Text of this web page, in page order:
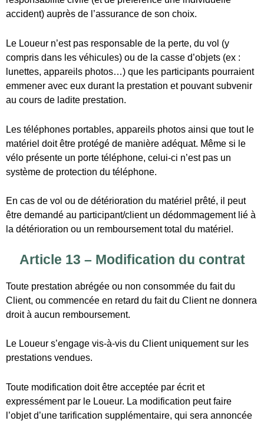
matériel doit être protégé de manière adéquat. Même si le
vélo présente un porte téléphone, celui-ci n’est pas un
En cas de vol ou de détérioration du matériel prêté, il peut
être demandé au participant/client un dédommagement lié à
la détérioration ou un remboursement total du matériel.
Toute prestation abrégée ou non consommée du fait du
Client, ou commencée en retard du fait du Client ne donnera
droit à aucun remboursement.
Le Loueur s’engage vis-à-vis du Client uniquement sur les
prestations vendues.
expressément par le Loueur. La modification peut faire
au Client avant d’y procéder.
En cas de réservation par un Groupe, si ce dernier se
Confirmation du nombre de participants, la totalité du tarif du
groupe initialement prévu restera applicable (100%). Dans
Loueur est en droit de refuser les participants non prévus. Si
les clients refusent de réduire la taille de leur groupe à la
taille convenue lors de la Confirmation du nombre de